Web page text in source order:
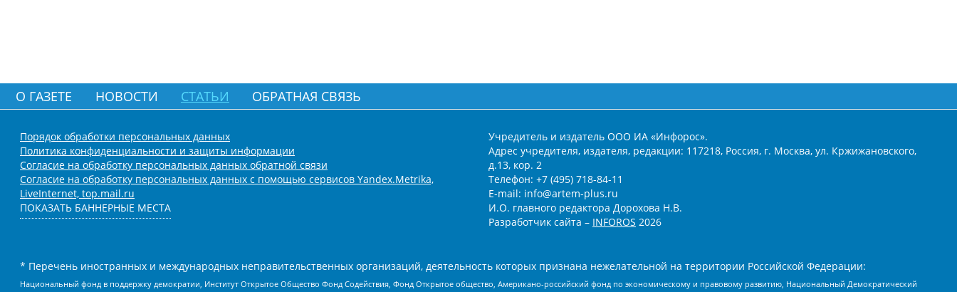
О ГАЗЕТЕ НОВОСТИ СТАТЬИ ОБРАТНАЯ СВЯЗЬ
Порядок обработки персональных данных
Политика конфиденциальности и защиты информации
Согласие на обработку персональных данных обратной связи
Согласие на обработку персональных данных с помощью сервисов Yandex.Metrika,
LiveInternet, top.mail.ru
ПОКАЗАТЬ БАННЕРНЫЕ МЕСТА
Учредитель и издатель ООО ИА «Инфорос».
Адрес учредителя, издателя, редакции: 117218, Россия, г. Москва, ул. Кржижановского,
д.13, кор. 2
Телефон: +7 (495) 718-84-11
E-mail: info@artem-plus.ru
И.О. главного редактора Дорохова Н.В.
Разработчик сайта – INFOROS 2026
* Перечень иностранных и международных неправительственных организаций, деятельность которых признана нежелательной на территории Российской Федерации:
Национальный фонд в поддержку демократии, Институт Открытое Общество Фонд Содействия, Фонд Открытое общество, Американо-российский фонд по экономическому и правовому развитию, Национальный Демократический